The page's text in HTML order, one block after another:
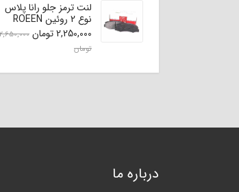
لنت ترمز جلو رانا پلاس
نوع 2 روئین ROEEN
2,250,000تومان 2,650,000
تومان
درباره ما